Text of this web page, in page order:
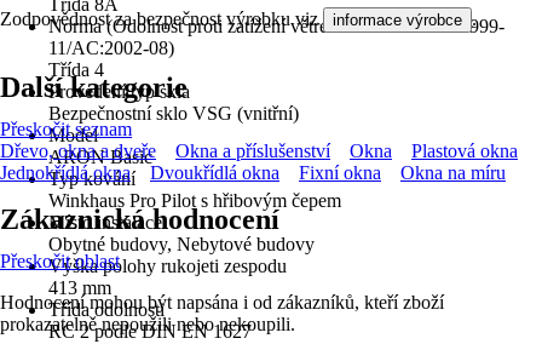
Třída 8A
Norma (Odolnost proti zatížení větrem dle EN 12210:1999-
11/AC:2002-08)
Třída 4
Provedení typ skla
Bezpečnostní sklo VSG (vnitřní)
Model
ARON Basic
Typ kování
Winkhaus Pro Pilot s hřibovým čepem
Místo instalace
Obytné budovy, Nebytové budovy
Výška polohy rukojeti zespodu
413 mm
Třída odolnosti
RC 2 podle DIN EN 1627
Zodpovědnost za bezpečnost výrobku viz informace výrobce .
Další kategorie
Přeskočit seznam
Dřevo, okna a dveře
Okna a příslušenství Okna
Plastová okna
Jednokřídlá okna
Dvoukřídlá okna Fixní okna Okna na míru
Zákaznická hodnocení
Přeskočit oblast
Hodnocení mohou být napsána i od zákazníků, kteří zboží
prokazatelně nepoužili nebo nekoupili.